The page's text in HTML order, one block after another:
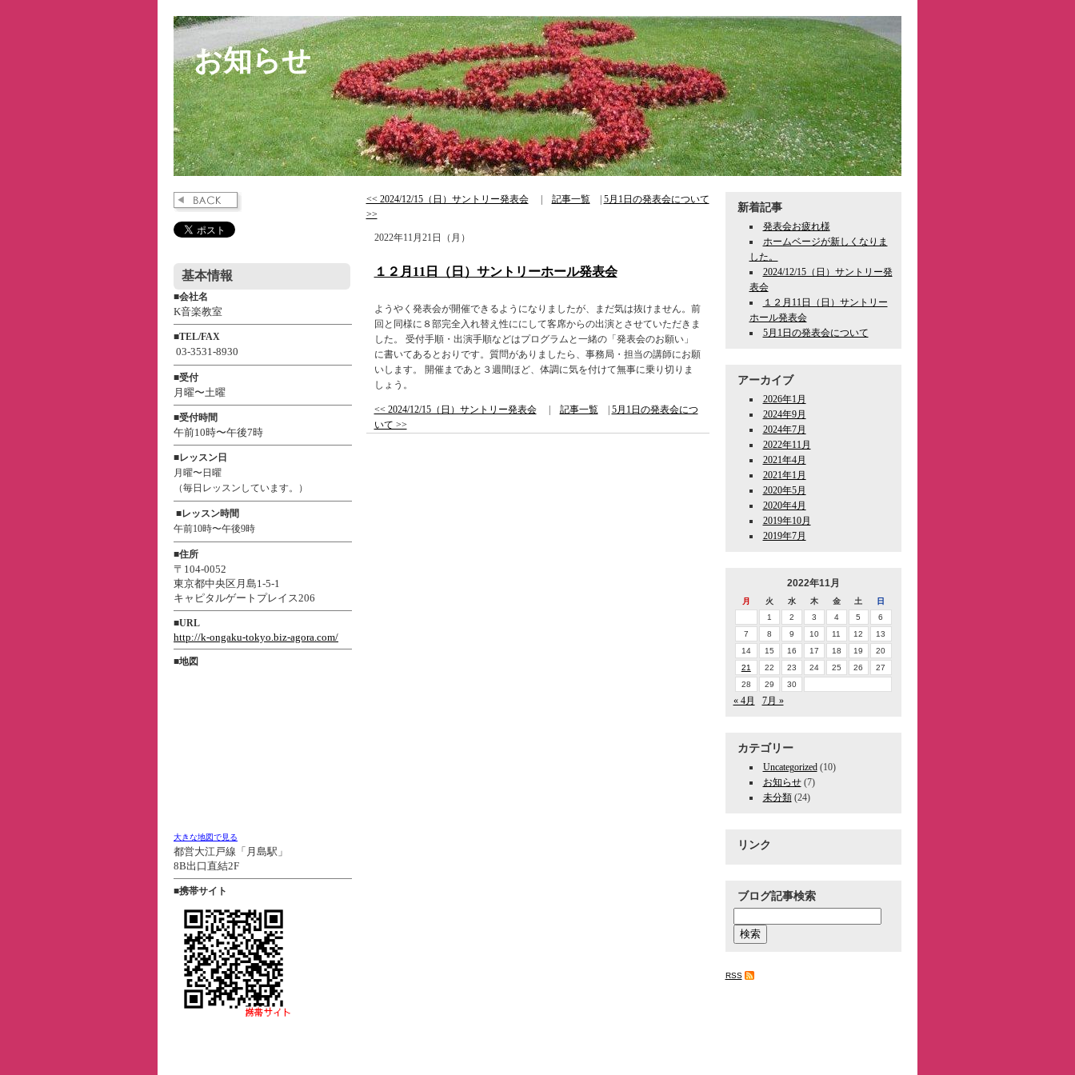
お知らせ
基本情報
■会社名
K音楽教室
■TEL/FAX
03-3531-8930
■受付
月曜〜土曜
■受付時間
午前10時〜午後7時
■レッスン日
月曜〜日曜
（毎日レッスンしています。）
■レッスン時間
午前10時〜午後9時
■住所
〒104-0052
東京都中央区月島1-5-1
キャピタルゲートプレイス206
■URL
http://k-ongaku-tokyo.biz-agora.com/
■地図
大きな地図で見る
都営大江戸線「月島駅」
8B出口直結2F
■携帯サイト
<< 2024/12/15（日）サントリー発表会| 記事一覧| 5月1日の発表会について
>>
2022年11月21日（月）
１２月11日（日）サントリーホール発表会
ようやく発表会が開催できるようになりましたが、まだ気は抜けません。前
回と同様に８部完全入れ替え性ににして客席からの出演とさせていただきま
した。 受付手順・出演手順などはプログラムと一緒の「発表会のお願い」
に書いてあるとおりです。質問がありましたら、事務局・担当の講師にお願
いします。 開催まであと３週間ほど、体調に気を付けて無事に乗り切りま
しょう。
<< 2024/12/15（日）サントリー発表会| 記事一覧| 5月1日の発表会につ
いて >>
新着記事
発表会お疲れ様
ホームベージが新しくなりま
した。
2024/12/15（日）サントリー発
表会
１２月11日（日）サントリー
ホール発表会
5月1日の発表会について
アーカイブ
2026年1月
2024年9月
2024年7月
2022年11月
2021年4月
2021年1月
2020年5月
2020年4月
2019年10月
2019年7月
2022年11月
月 火 水 木 金 土
日
1
2 3 4 5
6
7
8 9 10 11 12
13
14
15 16 17 18 19
20
21
22 23 24 25 26
27
28
29 30
« 4月 7月 »
カテゴリー
Uncategorized(10)
お知らせ(7)
未分類(24)
リンク
ブログ記事検索
RSS